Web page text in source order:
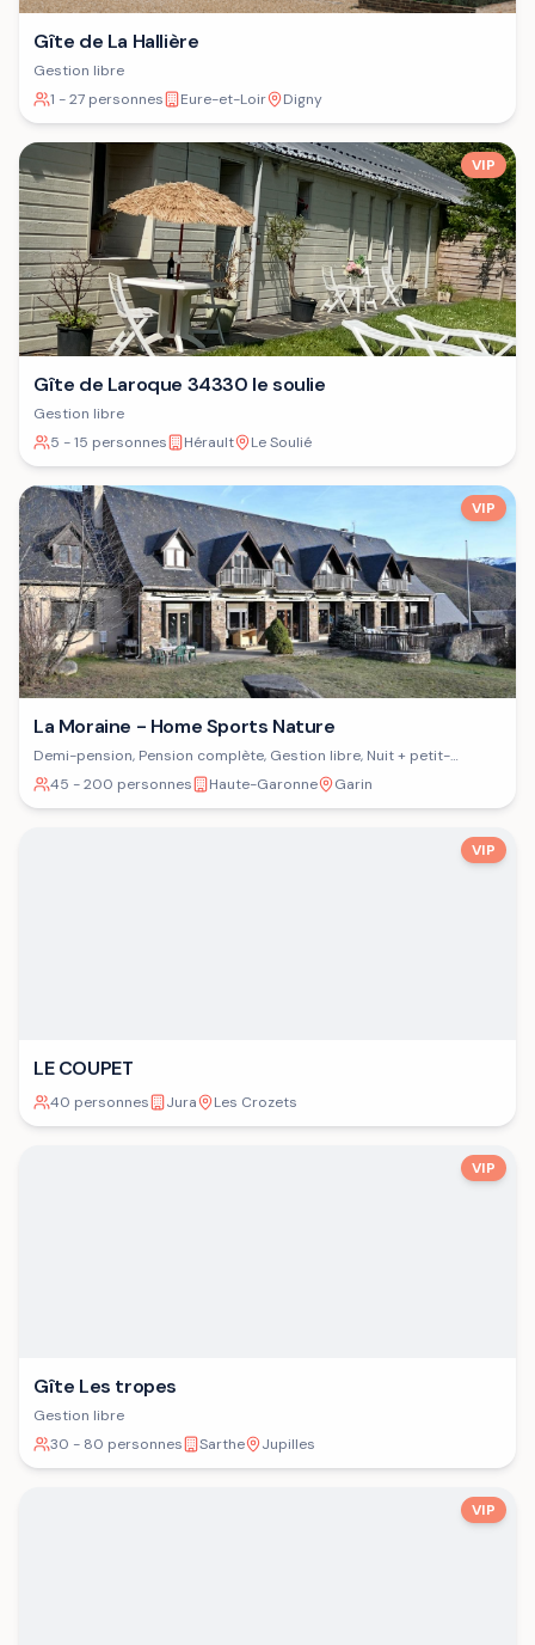
Gîte de La Hallière
Gestion libre
1 - 27 personnes
Eure-et-Loir Digny
VIP
Gîte de Laroque 34330 le soulie
Gestion libre
5 - 15 personnes
Hérault Le Soulié
VIP
La Moraine - Home Sports Nature
Demi-pension, Pension complète, Gestion libre, Nuit + petit-
déjeuner
45 - 200 personnes Haute-Garonne Garin
VIP
LE COUPET
40 personnes Jura Les Crozets
VIP
Gîte Les tropes
Gestion libre
30 - 80 personnes
Sarthe Jupilles
VIP